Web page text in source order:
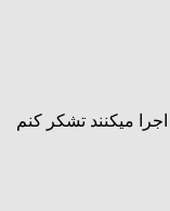
میکنند تشکر کنم